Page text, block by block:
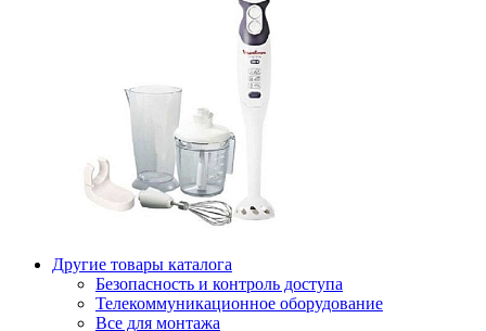
Другие товары каталога
Безопасность и контроль доступа
Телекоммуникационное оборудование
Все для монтажа